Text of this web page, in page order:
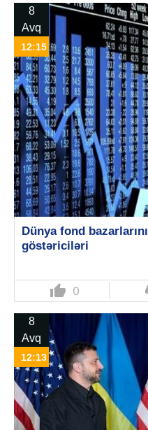
8
Avq
12:15
Dünya fond
göstəriciləri
thumb_up 0
8
Avq
12:13